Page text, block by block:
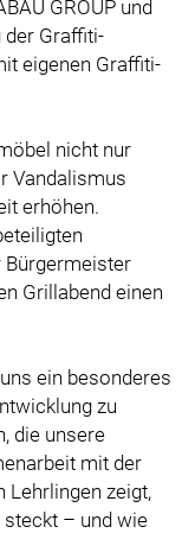
GROUP und
der Graffiti-
eigenen Graffiti-
nicht nur
Vandalismus
erhöhen.
Bürgermeister
Grillabend einen
ein besonderes
zu
die unsere
mit der
Lehrlingen zeigt,
steckt – und wie